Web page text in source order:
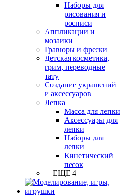
Наборы для
рисования и
росписи
Аппликации и
мозаики
Гравюры и фрески
Детская косметика,
грим, переводные
тату
Создание украшений
и аксессуаров
Лепка
Масса для лепки
Аксессуары для
лепки
Наборы для
лепки
Кинетический
песок
+ ЕЩЕ 4